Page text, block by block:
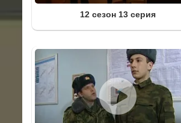
12 сезон 13 серия